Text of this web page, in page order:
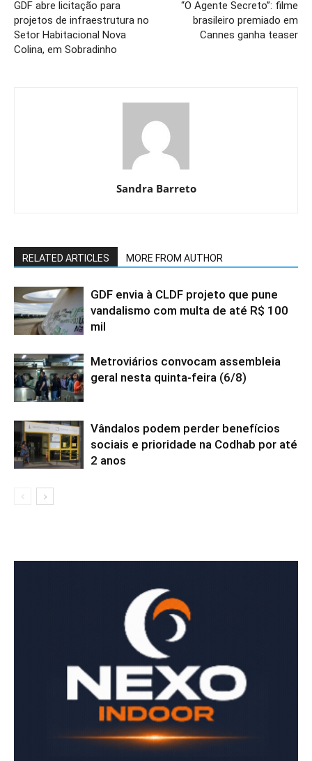
GDF abre licitação para
projetos de infraestrutura no
Setor Habitacional Nova
Colina, em Sobradinho
“O Agente Secreto”: filme
brasileiro premiado em
Cannes ganha teaser
Sandra Barreto
RELATED ARTICLES MORE FROM AUTHOR
GDF envia à CLDF projeto que pune
vandalismo com multa de até R$ 100
mil
Metroviários convocam assembleia
geral nesta quinta-feira (6/8)
Vândalos podem perder benefícios
sociais e prioridade na Codhab por até
2 anos